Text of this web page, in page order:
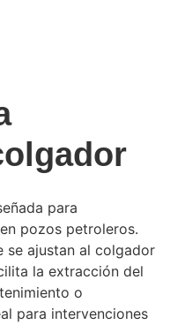
para
pozos petroleros.
se ajustan al colgador
la extracción del
o
para intervenciones